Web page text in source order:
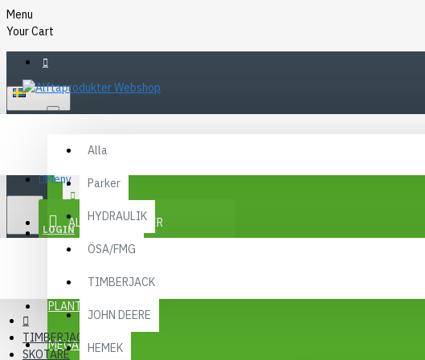
Menu
Your Cart
SEK
Alla
Parker
HYDRAULIK
ÖSA/FMG
TIMBERJACK
JOHN DEERE
HEMEK
KONTAKT
Meny
ALLA KATEGORIER
PLANTMA X
MEGA MENY
LOGIN
REGISTER
TIMBERJACK
SKOTARE